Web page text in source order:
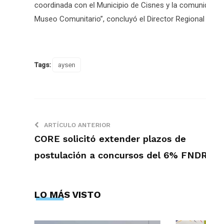
coordinada con el Municipio de Cisnes y la
Museo Comunitario”, concluyó el Director
Tags: aysen
ARTÍCULO ANTERIOR
CORE solicitó extender plazos de
postulación a concursos del 6%
LO MÁS VISTO